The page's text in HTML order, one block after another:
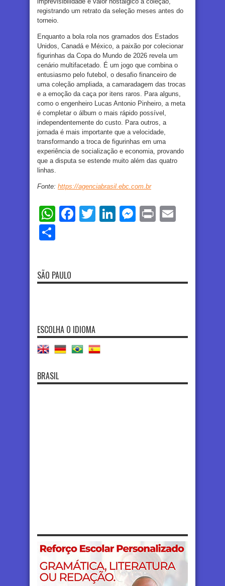
registrando um retrato da seleção meses antes do
torneio.
Enquanto a bola rola nos gramados dos Estados
Unidos, Canadá e México, a paixão por colecionar
figurinhas da Copa do Mundo de 2026 revela um
cenário multifacetado. É um jogo que combina o
entusiasmo pelo futebol, o desafio financeiro de
uma coleção ampliada, a camaradagem das trocas
e a emoção da caça por itens raros. Para alguns,
como o engenheiro Lucas Antonio Pinheiro, a meta
é completar o álbum o mais rápido possível,
independentemente do custo. Para outros, a
jornada é mais importante que a velocidade,
transformando a troca de figurinhas em uma
experiência de socialização e economia, provando
que a disputa se estende muito além das quatro
linhas.
Fonte: https://agenciabrasil.ebc.com.br
WhatsApp
Facebook
TwitterLinkedIn
Messenger
Print
SÃO PAULO
ESCOLHA O IDIOMA
BRASIL